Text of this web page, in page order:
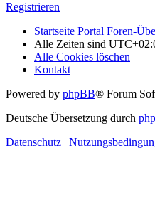
Registrieren
Startseite Portal Foren-
Alle Zeiten sind
Alle Cookies löschen
Kontakt
Powered by phpBB® Forum
Deutsche Übersetzung durch
Datenschutz |